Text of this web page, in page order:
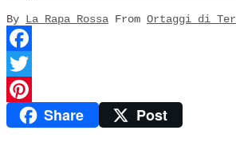
By La Rapa Rossa From Ortaggi di
Facebook
Twitter
PinterestShare Post